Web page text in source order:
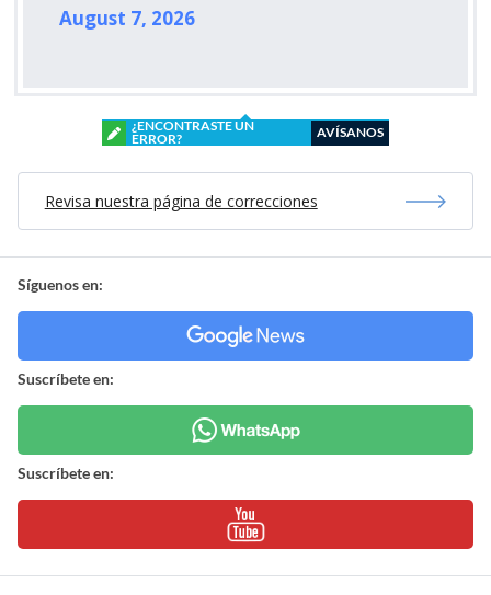
August 7, 2026
¿ENCONTRASTE UN
ERROR?
AVÍSANOS
Revisa nuestra página de correcciones
Síguenos en:
Suscríbete en:
Suscríbete en: